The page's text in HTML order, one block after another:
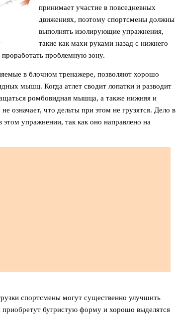
принимает участие в повседневных
движениях, поэтому спортсмены должны
выполнять изолирующие упражнения,
такие как махи руками назад с нижнего
проработать проблемную зону.
в блочном тренажере, позволяют хорошо
мышц. Когда атлет сводит лопатки и разводит
ромбовидная мышца, а также нижняя и
означает, что дельты при этом не грузятся. Дело в
упражнении, так как оно направлено на
спортсмены могут существенно улучшить
бугристую форму и хорошо выделятся